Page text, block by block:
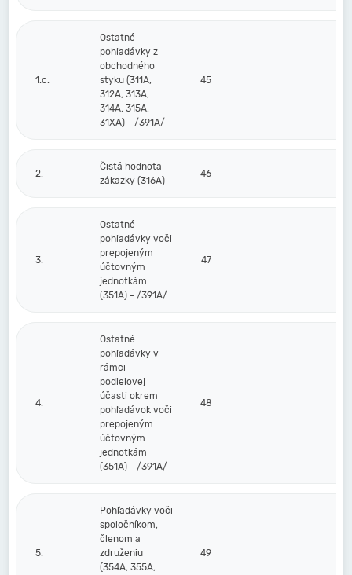
1.c.
Ostatné
pohľadávky z
obchodného
styku (311A,
312A, 313A,
314A, 315A,
31XA) - /391A/
45
2.
Čistá hodnota
zákazky (316A)
46
3.
Ostatné
pohľadávky voči
prepojeným
účtovným
jednotkám
(351A) - /391A/
47
4.
Ostatné
pohľadávky v
rámci
podielovej
účasti okrem
pohľadávok voči
prepojeným
účtovným
jednotkám
(351A) - /391A/
48
5.
Pohľadávky voči
spoločníkom,
členom a
združeniu
(354A, 355A,
49